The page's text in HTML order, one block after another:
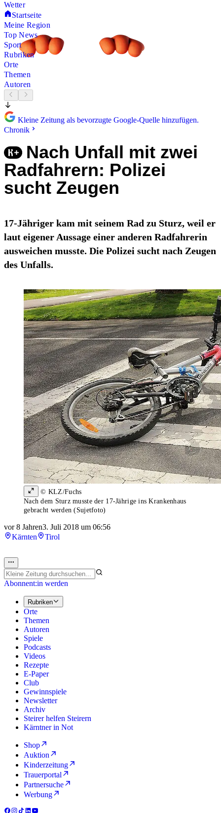
Wetter
Startseite
Meine Region
Top News
Sport
Rubriken
Orte
Themen
Autoren
Kleine Zeitung als bevorzugte Google-Quelle hinzufügen.
Chronik
Nach Unfall mit zwei
Radfahrern: Polizei
sucht Zeugen
17-Jähriger kam mit seinem Rad zu Sturz, weil er
laut eigener Aussage einer anderen Radfahrerin
ausweichen musste. Die Polizei sucht nach Zeugen
des Unfalls.
© KLZ/Fuchs
Nach dem Sturz musste der 17-Jährige ins Krankenhaus
gebracht werden (Sujetfoto)
vor 8 Jahren3. Juli 2018 um 06:56
Kärnten
Tirol
Abonnent:in werden
Rubriken
Orte
Themen
Autoren
Spiele
Podcasts
Videos
Rezepte
E-Paper
Club
Gewinnspiele
Newsletter
Archiv
Steirer helfen Steirern
Kärntner in Not
Shop
Auktion
Kinderzeitung
Trauerportal
Partnersuche
Werbung